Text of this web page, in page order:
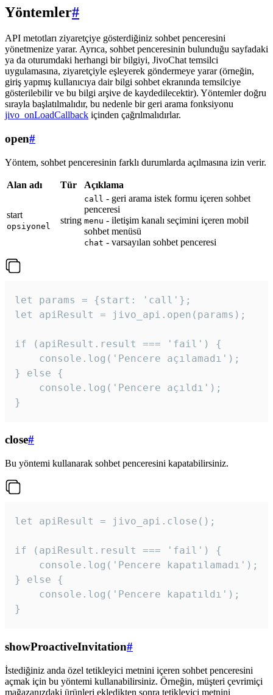
Yöntemler#
API metotları ziyaretçiye gösterdiğiniz sohbet penceresini
yönetmenize yarar. Ayrıca, sohbet penceresinin bulunduğu sayfadaki
ya da oturumdaki herhangi bir bilgiyi, JivoChat temsilci
uygulamasına, ziyaretçiyle eşleyerek göndermeye yarar (örneğin,
giriş yapmış kullanıcıya dair bilgi sohbet ekranında temsilciye
gösterilebilir ve bu bilgi arşive de kaydedilecektir). Yöntemler doğru
sırayla başlatılmalıdır, bu nedenle bir geri arama fonksiyonu
jivo_onLoadCallback içinden çağrılmalıdırlar.
open#
Yöntem, sohbet penceresinin farklı durumlarda açılmasına izin verir.
Alan adı Tür Açıklama
start
opsiyonel
string
call - geri arama istek formu içeren sohbet
penceresi
menu - iletişim kanalı seçimini içeren mobil
sohbet menüsü
chat - varsayılan sohbet penceresi
let params = {start: 'call'};
let apiResult = jivo_api.open(params);
if (apiResult.result === 'fail') {
    console.log('Pencere açılamadı');
} else {
    console.log('Pencere açıldı');
}
close#
Bu yöntemi kullanarak sohbet penceresini kapatabilirsiniz.
let apiResult = jivo_api.close();
if (apiResult.result === 'fail') {
    console.log('Pencere kapatılamadı');
} else {
    console.log('Pencere kapatıldı');
}
showProactiveInvitation#
İstediğiniz anda özel tetikleyici metnini içeren sohbet penceresini
açmak için bu yöntemi kullanabilirsiniz. Örneğin, müşteri çevrimiçi
mağazanızdaki ürünleri ekledikten sonra tetikleyici metnini